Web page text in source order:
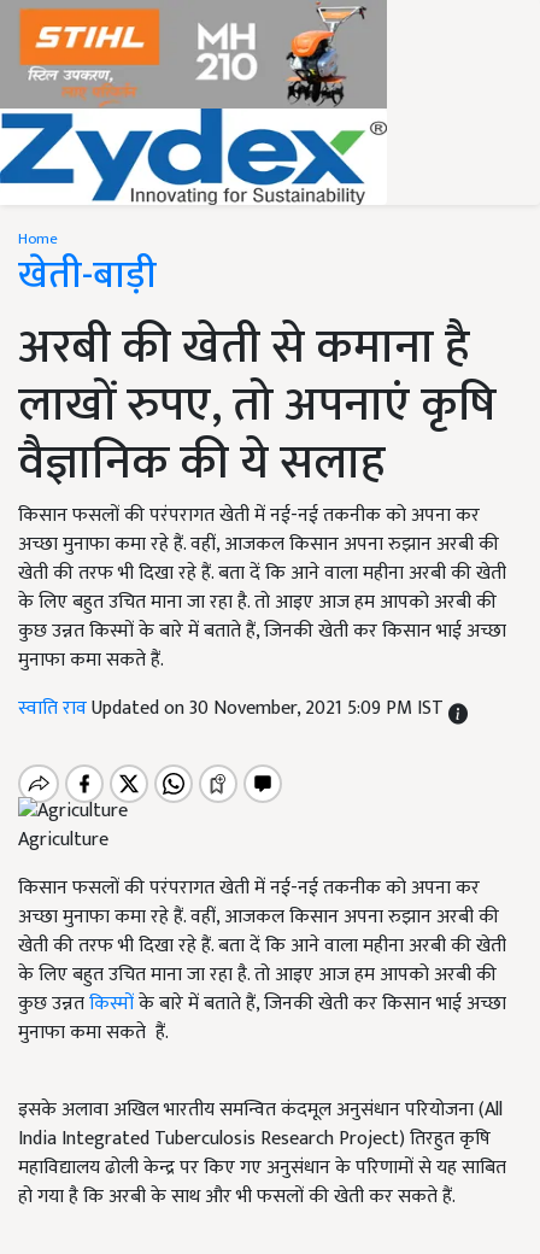
Home
खेती-बाड़ी
अरबी की खेती से कमाना है
लाखों रुपए, तो अपनाएं कृषि
वैज्ञानिक की ये सलाह
किसान फसलों की परंपरागत खेती में नई-नई तकनीक को अपना कर
अच्छा मुनाफा कमा रहे हैं. वहीं, आजकल किसान अपना रुझान अरबी की
खेती की तरफ भी दिखा रहे हैं. बता दें कि आने वाला महीना अरबी की खेती
के लिए बहुत उचित माना जा रहा है. तो आइए आज हम आपको अरबी की
कुछ उन्नत किस्मों के बारे में बताते हैं, जिनकी खेती कर किसान भाई अच्छा
मुनाफा कमा सकते हैं.
स्वाति रावUpdated on 30 November, 2021 5:09 PM IST
Agriculture
किसान फसलों की परंपरागत खेती में नई-नई तकनीक को अपना कर
अच्छा मुनाफा कमा रहे हैं. वहीं, आजकल किसान अपना रुझान अरबी की
खेती की तरफ भी दिखा रहे हैं. बता दें कि आने वाला महीना अरबी की खेती
के लिए बहुत उचित माना जा रहा है. तो आइए आज हम आपको अरबी की
कुछ उन्नतकिस्मोंके बारे में बताते हैं, जिनकी खेती कर किसान भाई अच्छा
मुनाफा कमा सकते हैं.
इसके अलावा अखिल भारतीय समन्वित कंदमूल अनुसंधान परियोजना (All
India Integrated Tuberculosis Research Project) तिरहुत कृषि
महाविद्यालय ढोली केन्द्र पर किए गए अनुसंधान के परिणामों से यह साबित
हो गया है कि अरबी के साथ और भी फसलों की खेती कर सकते हैं.